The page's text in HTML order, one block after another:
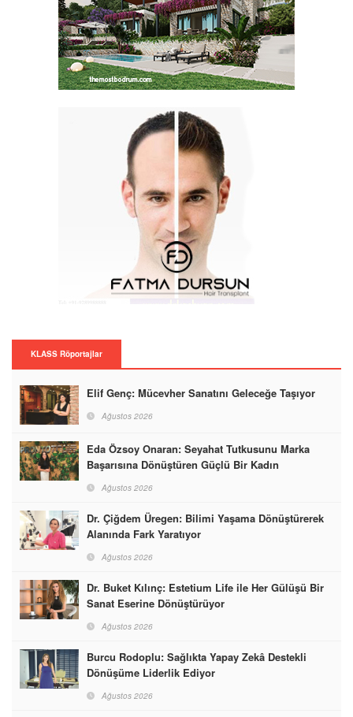
KLASS Röportajlar
Elif Genç: Mücevher Sanatını Geleceğe Taşıyor
Ağustos 2026
Eda Özsoy Onaran: Seyahat Tutkusunu Marka
Başarısına Dönüştüren Güçlü Bir Kadın
Ağustos 2026
Dr. Çiğdem Üregen: Bilimi Yaşama Dönüştürerek
Alanında Fark Yaratıyor
Ağustos 2026
Dr. Buket Kılınç: Estetium Life ile Her Gülüşü Bir
Sanat Eserine Dönüştürüyor
Ağustos 2026
Burcu Rodoplu: Sağlıkta Yapay Zekâ Destekli
Dönüşüme Liderlik Ediyor
Ağustos 2026